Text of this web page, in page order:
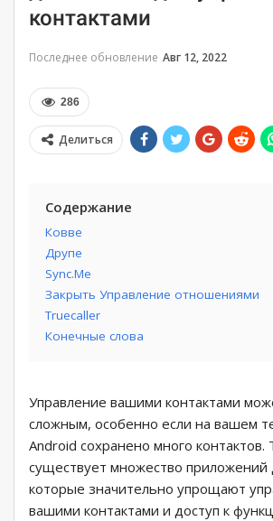
контактами
Последнее обновление Авг 12, 2022
286
Делиться
Содержание
Ковве
Друпе
Sync.Me
Закрыть Управление отношениями
Truecaller
Конечные слова
Управление вашими контактами
сложным, особенно если на вашем
Android сохранено много
существует множество приложений
которые значительно упрощают
вашими контактами и доступ к